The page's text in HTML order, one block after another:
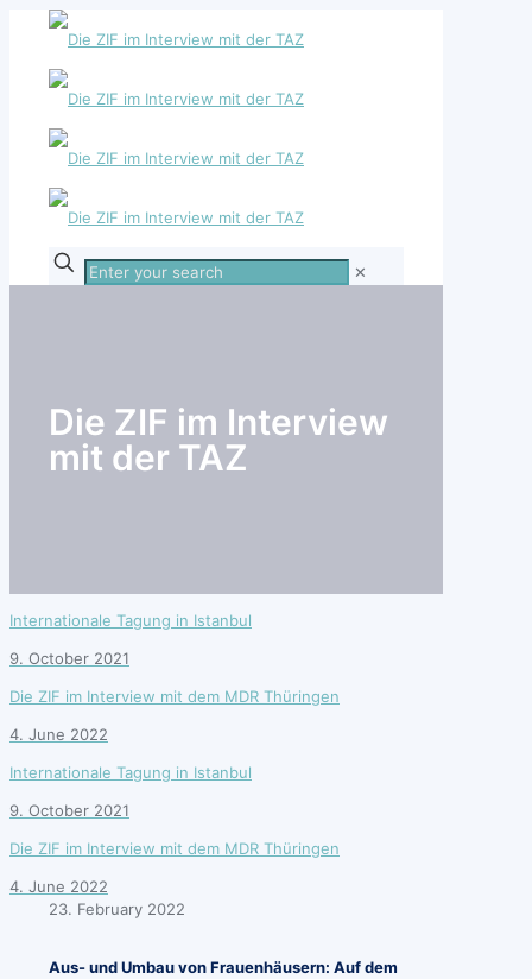
Enter
your
✕
Die ZIF im Interview
mit der TAZ
Internationale Tagung in Istanbul
9. October 2021
Die ZIF im Interview mit dem MDR Thüringen
4. June 2022
Internationale Tagung in Istanbul
9. October 2021
Die ZIF im Interview mit dem MDR Thüringen
4. June 2022
23. February 2022
Aus- und Umbau von Frauenhäusern: Auf dem